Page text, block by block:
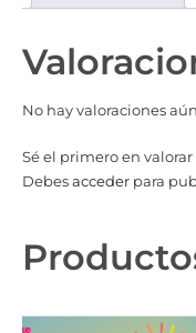
No hay valoraciones
Sé el primero en valorar
Debesacceder para